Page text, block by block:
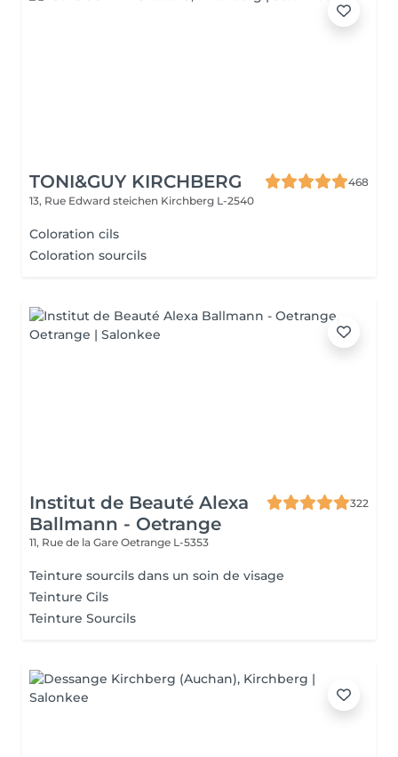
TONI&GUY KIRCHBERG
468
13, Rue Edward steichen Kirchberg L-2540
Coloration cils
Coloration sourcils
Institut de Beauté Alexa
Ballmann - Oetrange
322
11, Rue de la Gare Oetrange L-5353
Teinture sourcils dans un soin de visage
Teinture Cils
Teinture Sourcils